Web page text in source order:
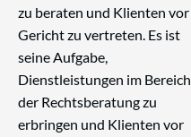
zu beraten und Klienten vor
Gericht zu vertreten. Es ist
seine Aufgabe,
Dienstleistungen im Bereich
der Rechtsberatung zu
erbringen und Klienten vor